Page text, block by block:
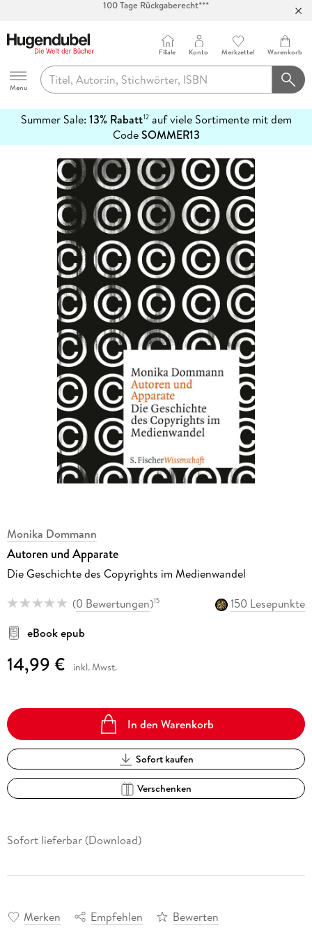
Abholung in über 100 Filialen
Hugendubel
Menu
Filiale Konto Merkzettel Warenkorb
Summer Sale: 13% Rabatt12auf viele Sortimente mit dem
CodeSOMMER13
erfahren
Monika Dommann
Autoren und Apparate
Die Geschichte des Copyrights im Medienwandel
(0 Bewertungen)15
150 Lesepunkte
eBook epub
14,99 € inkl. Mwst.
In den Warenkorb
Sofort kaufen
Verschenken
Sofort lieferbar (Download)
Merken Empfehlen Bewerten